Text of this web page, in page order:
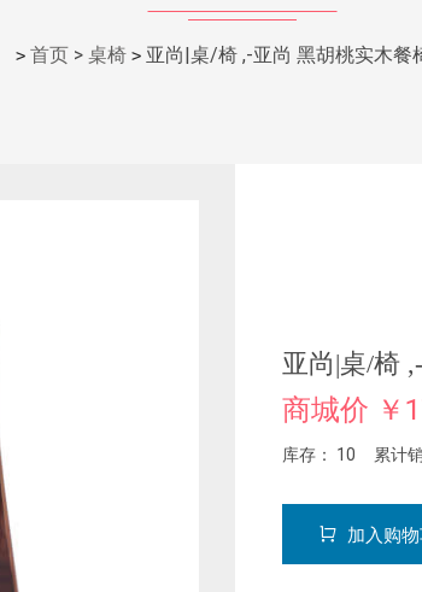
> 首页 > 桌椅 > 亚尚|桌/椅 ,-亚尚 黑胡桃实木餐
亚尚|桌/椅
商城价 ￥
库存： 10 累计
加入购